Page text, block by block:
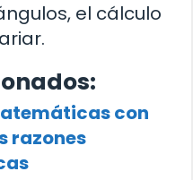
el cálculo
con
razones